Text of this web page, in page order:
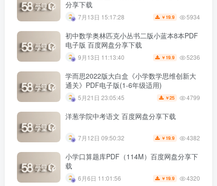
分享下载
7月13日 15:17:28 ￥ 19.9 5934
初中数学奥林匹克小丛书二版小蓝本8本PDF
电子版 百度网盘分享下载
9月13日 11:13:40 ￥ 19.9 5236
学而思2022版大白盒《小学数学思维创新大
通关》PDF电子版(1-6年级适用)
5月21日 23:05:45 ￥25 4799
洋葱学院中考语文 百度网盘分享下载
7月12日 09:50:32 ￥ 19.9 4382
小学口算题库PDF（114M）百度网盘分享下
载
6月6日 11:01:56 ￥ 19.9 4320